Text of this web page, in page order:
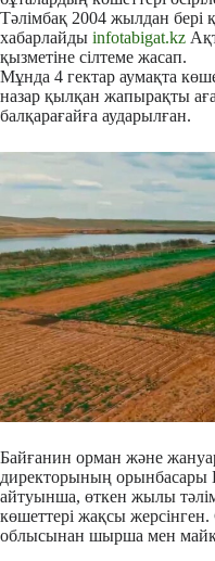
Тәлімбақ 2004 жылдан бері
хабарлайды infotabigat.kz
қызметіне сілтеме жасап.
Мұнда 4 гектар аумақта
назар қылқан жапырақты
балқарағайға аударылған.
Байғанин орман және
директорының орынбасары
айтуынша, өткен жылы
көшеттері жақсы
облысынан шырша мен